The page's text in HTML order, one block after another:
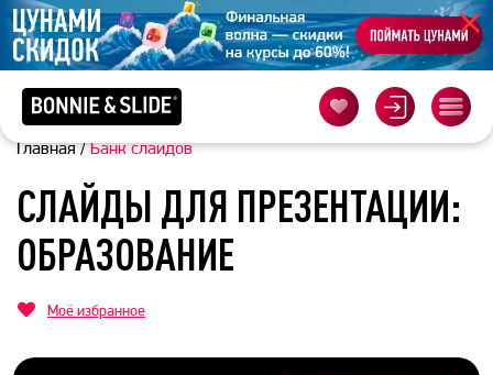
Главная/Банк слайдов
СЛАЙДЫ ДЛЯ ПРЕЗЕНТАЦИИ:
ОБРАЗОВАНИЕ
Моё избранное